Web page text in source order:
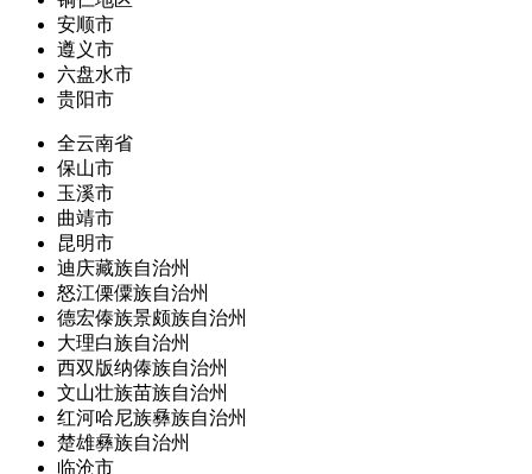
安顺市
遵义市
六盘水市
贵阳市
全云南省
保山市
玉溪市
曲靖市
昆明市
迪庆藏族自治州
怒江傈僳族自治州
德宏傣族景颇族自治州
大理白族自治州
西双版纳傣族自治州
文山壮族苗族自治州
红河哈尼族彝族自治州
楚雄彝族自治州
临沧市